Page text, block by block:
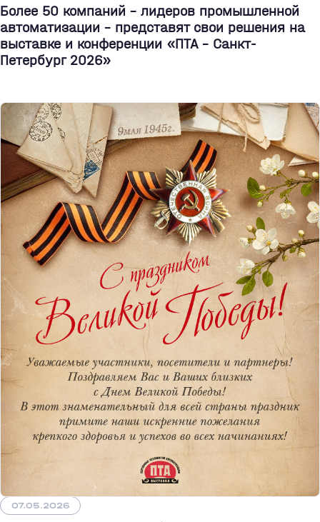
Более 50 компаний - лидеров промышленной
автоматизации - представят свои решения на
выставке и конференции «ПТА – Санкт-
Петербург 2026»
07.05.2026